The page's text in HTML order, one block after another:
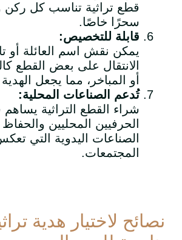
قطع تراثية تناسب كل ركن
سحرًا خاصًا.
قابلة للتخصيص:
يمكن نقش اسم العائلة أو
الانتقال على بعض القطع
أو المباخر، مما يجعل
تُدعم الصناعات المحلية:
شراء القطع التراثية
الحرفيين المحليين
الصناعات اليدوية التي
المجتمعات.
نصائح لاختيار هدية